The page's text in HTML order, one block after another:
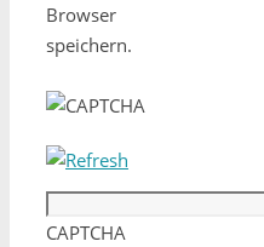
Browser
speichern.
CAPTCHA